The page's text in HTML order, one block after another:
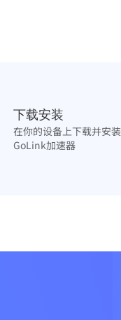
下载安装
在你的设备上下载并安装
GoLink加速器